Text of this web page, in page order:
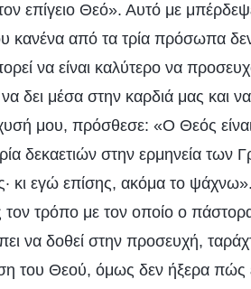
επίγειο Θεό». Αυτό με
κανένα από τα τρία πρόσωπα δεν
να είναι καλύτερο να
δει μέσα στην καρδιά μας και
μου, πρόσθεσε: «Ο Θεός
δεκαετιών στην ερμηνεία
κι εγώ επίσης, ακόμα το
τρόπο με τον οποίο ο
να δοθεί στην προσευχή,
του Θεού, όμως δεν ήξερα πώς